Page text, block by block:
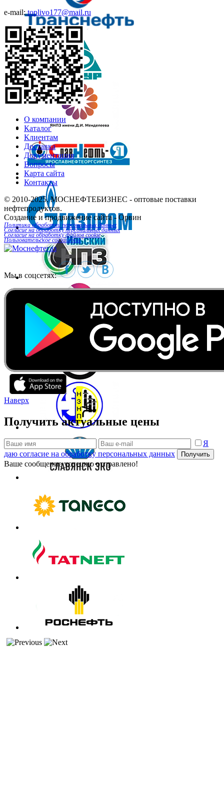
e-mail:toplivo177@mail.ru
О компании
Каталог
Клиентам
Доставка
Документация
Вопросы
Карта сайта
Контакты
© 2010-2025.МОСНЕФТЕБИЗНЕС - оптовые поставки
нефтепродуктов.
Создание и продвижение сайта- Орвин
Политика обработки персональных данных
Согласие на обработку персональных данных
Согласие на обработку файлов cookie
Пользовательское соглашение
Мы в соцсетях:
Наверх
Получить актуальные цены
Я
даю согласие на обработку персональных данных
Получить
Ваше сообщение успешно отправлено!